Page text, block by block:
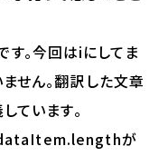
す。今回はiにしてま
せん。翻訳した文章
ています。
が